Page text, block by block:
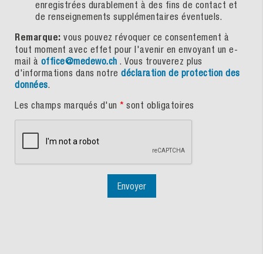
enregistrées durablement à des fins de contact et
de renseignements supplémentaires éventuels.
Remarque: vous pouvez révoquer ce consentement à
tout moment avec effet pour l'avenir en envoyant un e-
mail à office@medewo.ch . Vous trouverez plus
d'informations dans notre déclaration de protection des
données.
Les champs marqués d'un * sont obligatoires
Envoyer